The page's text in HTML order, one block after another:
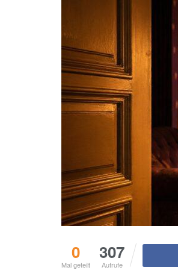
0
Mal geteilt
307
Aufrufe